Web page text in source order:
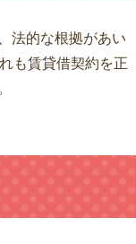
法的な根拠があい
も賃貸借契約を正